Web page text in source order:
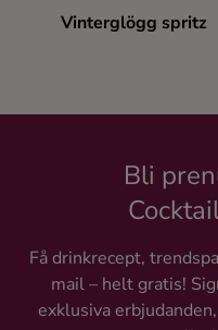
Ingredienser
Vinterglögg spritz
Bli
Få drinkrecept,
mail – helt gratis!
exklusiva